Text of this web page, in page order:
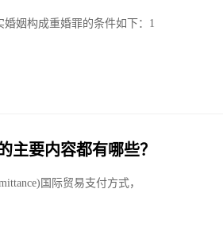
姻构成重婚罪的条件如下：1
主要内容都有哪些？
国际贸易支付方式，